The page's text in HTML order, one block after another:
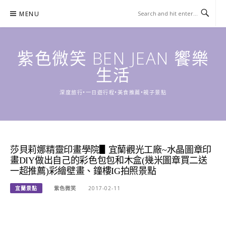
content
MENU
紫色微笑 BEN JEAN 饗樂
生活
深度旅行•一日遊行程•美食推薦•親子景點
莎貝莉娜精靈印畫學院▋宜蘭觀光工廠~水晶圖章印
畫DIY做出自己的彩色包包和木盒(幾米圖章買二送
一超推薦)彩繪壁畫、鐘樓IG拍照景點
宜蘭景點 紫色微笑 2017-02-11